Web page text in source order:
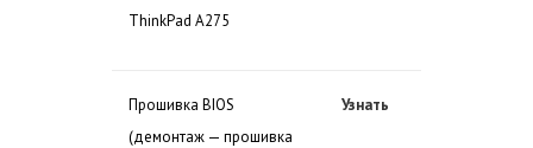
ThinkPad A275
Прошивка BIOS
(демонтаж — прошивка
Узнать